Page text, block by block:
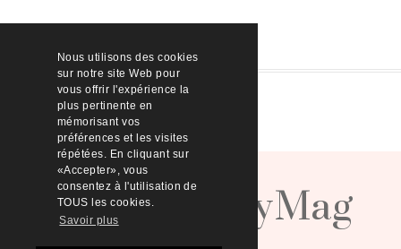
Nous utilisons des cookies
sur notre site Web pour
vous offrir l'expérience la
plus pertinente en
mémorisant vos
préférences et les visites
répétées. En cliquant sur
«Accepter», vous
consentez à l'utilisation de
TOUS les cookies.
Savoir plus
HelloBeautyMag